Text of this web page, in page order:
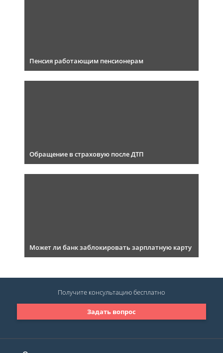
Пенсия работающим пенсионерам
Обращение в страховую после ДТП
Может ли банк заблокировать зарплатную карту
Задать вопрос
Получите консультациюбесплатно